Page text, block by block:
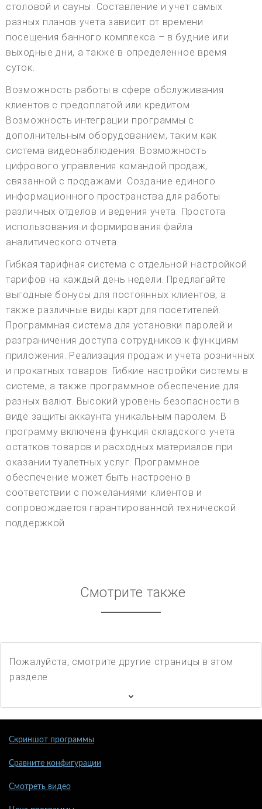
столовой и сауны. Составление и учет самых
разных планов учета зависит от времени
посещения банного комплекса – в будние или
выходные дни, а также в определенное время
суток.
Возможность работы в сфере обслуживания
клиентов с предоплатой или кредитом.
Возможность интеграции программы с
дополнительным оборудованием, таким как
система видеонаблюдения. Возможность
цифрового управления командой продаж,
связанной с продажами. Создание единого
информационного пространства для работы
различных отделов и ведения учета. Простота
использования и формирования файла
аналитического отчета.
Гибкая тарифная система с отдельной настройкой
тарифов на каждый день недели. Предлагайте
выгодные бонусы для постоянных клиентов, а
также различные виды карт для посетителей.
Программная система для установки паролей и
разграничения доступа сотрудников к функциям
приложения. Реализация продаж и учета розничных
и прокатных товаров. Гибкие настройки системы в
системе, а также программное обеспечение для
разных валют. Высокий уровень безопасности в
виде защиты аккаунта уникальным паролем. В
программу включена функция складского учета
остатков товаров и расходных материалов при
оказании туалетных услуг. Программное
обеспечение может быть настроено в
соответствии с пожеланиями клиентов и
сопровождается гарантированной технической
поддержкой.
Смотрите также
Пожалуйста, смотрите другие страницы в этом
разделе
Скриншот программы
Сравните конфигурации
Смотреть видео